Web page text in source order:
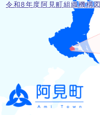
令和8年度阿見町組織機構図